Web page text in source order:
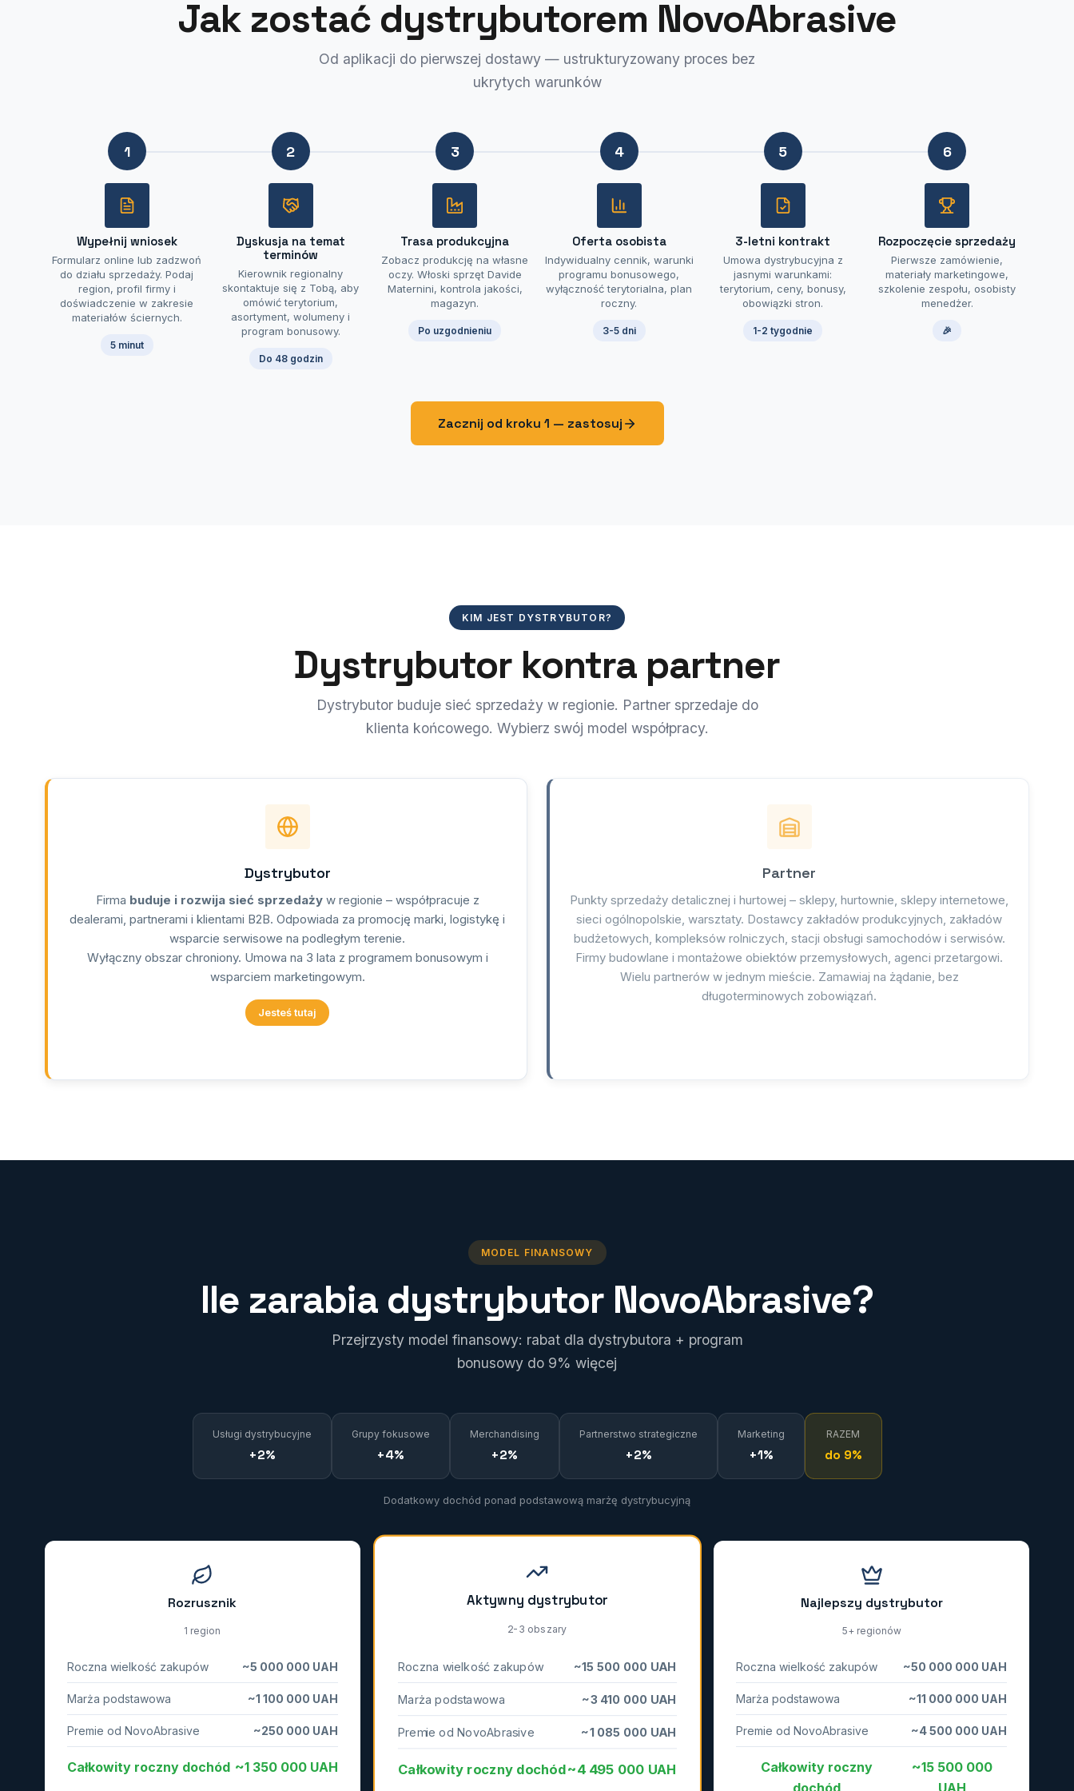
Jak zostać dystrybutorem NovoAbrasive
Od aplikacji do pierwszej dostawy — ustrukturyzowany proces bez
ukrytych warunków
1
Wypełnij wniosek
Formularz online lub zadzwoń
do działu sprzedaży. Podaj
region, profil firmy i
doświadczenie w zakresie
materiałów ściernych.
5 minut
2
Dyskusja na temat
terminów
Kierownik regionalny
skontaktuje się z Tobą, aby
omówić terytorium,
asortyment, wolumeny i
program bonusowy.
Do 48 godzin
3
Trasa produkcyjna
Zobacz produkcję na własne
oczy. Włoski sprzęt Davide
Maternini, kontrola jakości,
magazyn.
Po uzgodnieniu
4
Oferta osobista
Indywidualny cennik, warunki
programu bonusowego,
wyłączność terytorialna, plan
roczny.
3-5 dni
5
3-letni kontrakt
Umowa dystrybucyjna z
jasnymi warunkami:
terytorium, ceny, bonusy,
obowiązki stron.
1-2 tygodnie
6
Rozpoczęcie sprzedaży
Pierwsze zamówienie,
materiały marketingowe,
szkolenie zespołu, osobisty
menedżer.
🎉
Zacznij od kroku 1 — zastosuj
KIM JEST DYSTRYBUTOR?
Dystrybutor kontra partner
Dystrybutor buduje sieć sprzedaży w regionie. Partner sprzedaje do
klienta końcowego. Wybierz swój model współpracy.
Dystrybutor
Firma buduje i rozwija sieć sprzedażyw regionie – współpracuje z
dealerami, partnerami i klientami B2B. Odpowiada za promocję marki, logistykę i
wsparcie serwisowe na podległym terenie.
Wyłączny obszar chroniony. Umowa na 3 lata z programem bonusowym i
wsparciem marketingowym.
Jesteś tutaj
Partner
Punkty sprzedaży detalicznej i hurtowej – sklepy, hurtownie, sklepy internetowe,
sieci ogólnopolskie, warsztaty. Dostawcy zakładów produkcyjnych, zakładów
budżetowych, kompleksów rolniczych, stacji obsługi samochodów i serwisów.
Firmy budowlane i montażowe obiektów przemysłowych, agenci przetargowi.
Wielu partnerów w jednym mieście. Zamawiaj na żądanie, bez
długoterminowych zobowiązań.
MODEL FINANSOWY
Ile zarabia dystrybutor NovoAbrasive?
Przejrzysty model finansowy: rabat dla dystrybutora + program
bonusowy do 9% więcej
Usługi dystrybucyjne
+2%
Grupy fokusowe
+4%
Merchandising
+2%
Partnerstwo strategiczne
+2%
Marketing
+1%
RAZEM
do 9%
Dodatkowy dochód ponad podstawową marżę dystrybucyjną
Rozrusznik
1 region
Roczna wielkość zakupów ~5 000 000 UAH
Marża podstawowa ~1 100 000 UAH
Premie od NovoAbrasive ~250 000 UAH
Całkowity roczny dochód ~1 350 000 UAH
Aktywny dystrybutor
2-3 obszary
Roczna wielkość zakupów ~15 500 000 UAH
Marża podstawowa ~3 410 000 UAH
Premie od NovoAbrasive ~1 085 000 UAH
Całkowity roczny dochód~4 495 000 UAH
Najlepszy dystrybutor
5+ regionów
Roczna wielkość zakupów ~50 000 000 UAH
Marża podstawowa ~11 000 000 UAH
Premie od NovoAbrasive ~4 500 000 UAH
Całkowity roczny
dochód
~15 500 000
UAH